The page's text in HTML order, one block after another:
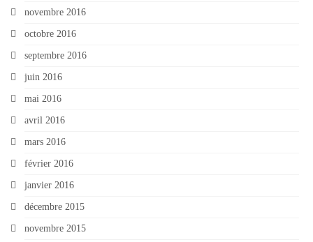
novembre 2016
octobre 2016
septembre 2016
juin 2016
mai 2016
avril 2016
mars 2016
février 2016
janvier 2016
décembre 2015
novembre 2015